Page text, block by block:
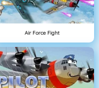
Air Force Fight